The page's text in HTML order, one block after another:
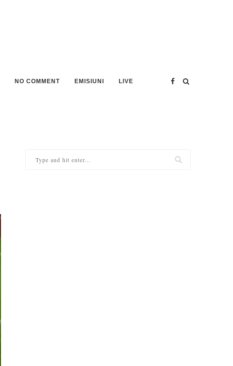
NO COMMENT EMISIUNI LIVE